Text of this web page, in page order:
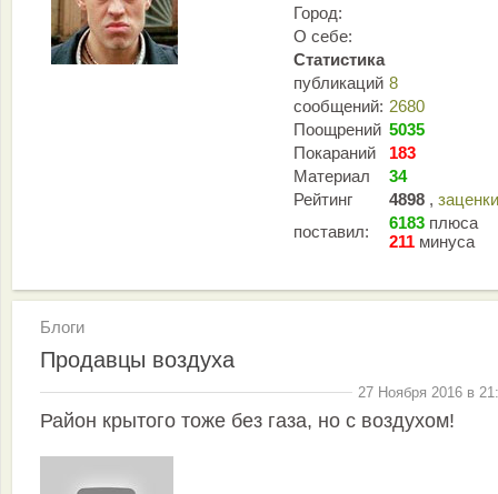
Город:
О себе:
Статистика
публикаций 8
сообщений: 2680
Поощрений 5035
Покараний
183
Материал
34
Рейтинг
4898 , заценки
поставил:
6183 плюса
211 минуса
Блоги
Продавцы воздуха
27 Ноября 2016 в
Район крытого тоже без газа, но с воздухом!